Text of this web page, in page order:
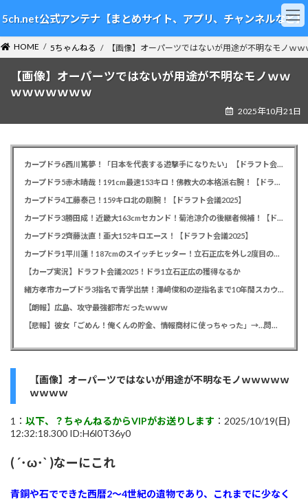
ン
テ
ン
ツ
ビ
ゲ
ー
シ
5ch.net公式アンテナ【まとめサイト、アプリ、チャンネルなど】
HOME 5ちゃんねる 【画像】オーパーツではないが用途が不明なモノｗ
【画像】オーパーツではないが用途が不明なモノｗｗ
ｗｗｗｗｗｗｗ
2025年10月21日
カープドラ6西川篤夢！「日本を代表する遊撃手になりたい」【ドラフト会議2025】
カープドラ5赤木晴哉！191cm最速153キロ！佛教大の本格派右腕！【ドラフト会議2025】
カープドラ4工藤泰己！159キロ北の剛腕！【ドラフト会議2025】
カープドラ3勝田成！近畿大163cmセカンド！菊池涼介の後継者候補！【ドラフト会議2025】
カープドラ2齊藤汰直！亜大152キロエース！【ドラフト会議2025】
カープドラ1平川蓮！187cmのスイッチヒッター！立石正広を外し2度目の重複も新井監督がクジを引き当てる！【ドラフト会議2025】
【カープ実況】ドラフト会議2025！ドラ1立石正広の獲得なるか
緒方孝市カープドラ3指名で青学出禁！澤﨑俊和の逆指名まで10年間スカウト出禁
【朗報】広島、攻守最強都市だったｗｗｗ
【悲報】彼女「ごめん！俺くんの貯金、情報商材に使っちゃった」→…問い詰めたらギャン泣きされたんだが俺が悪いのか？
【画像】オーパーツではないが用途が不明なモノｗｗｗｗｗ
ｗｗｗｗ
1： 以下、？ちゃんねるからVIPがお送りします ：2025/10/19(日)
12:32:18.300 ID:H6l0T36y0
( ´･ω･` )なーにこれ
青銅や石でできた西暦2～4世紀の遺物であり、これまでに少なく